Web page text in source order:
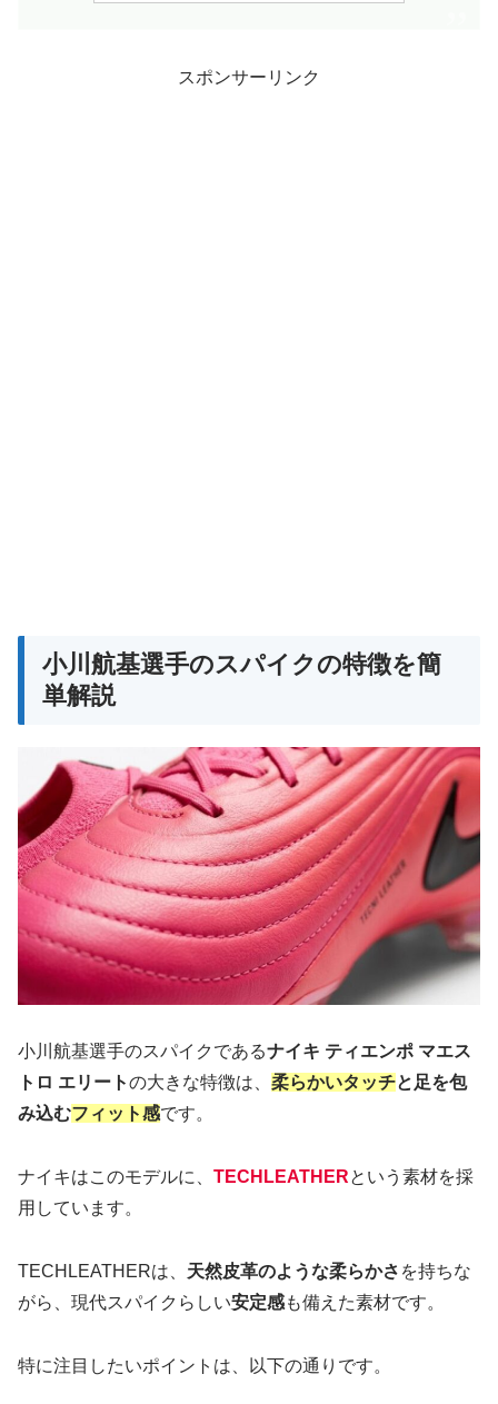
スポンサーリンク
小川航基選手のスパイクの特徴を簡
単解説
小川航基選手のスパイクであるナイキ ティエンポ マエス
トロ エリートの大きな特徴は、 柔らかいタッチと足を包
み込むフィット感です。
ナイキはこのモデルに、 TECHLEATHERという素材を採
用しています。
TECHLEATHERは、 天然皮革のような柔らかさ を持ちな
がら、現代スパイクらしい安定感も備えた素材です。
特に注目したいポイントは、以下の通りです。